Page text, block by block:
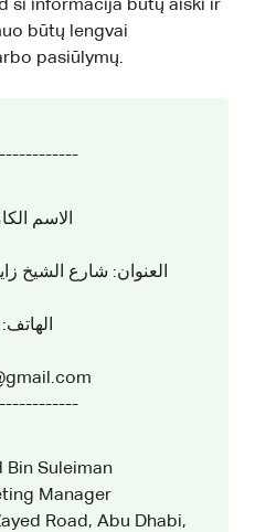
ši informacija būtų aiški ir
būtų lengvai
pasiūlymų.
الاسم
العنوان: شارع الشيخ
الهاتف: +971 50
Bin Suleiman
Manager
Road, Abu Dhabi,